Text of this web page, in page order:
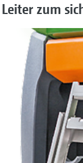
Leiter zum